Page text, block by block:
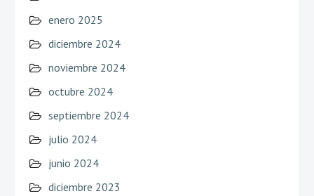
enero 2025
diciembre 2024
noviembre 2024
octubre 2024
septiembre 2024
julio 2024
junio 2024
diciembre 2023